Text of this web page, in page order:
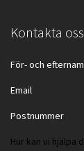
Kontakta oss